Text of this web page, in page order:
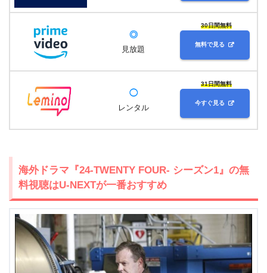
◎
見放題
30日間無料
無料で見る
◯
レンタル
31日間無料
今すぐ見る
海外ドラマ『24-TWENTY FOUR- シーズン1』の無
料視聴はU-NEXTが一番おすすめ